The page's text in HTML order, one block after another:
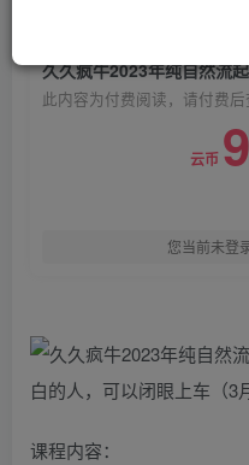
此内容为付费阅读，请付费后
云币
您当前未登
课程内容：